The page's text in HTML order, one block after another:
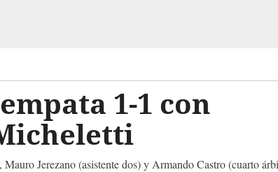
1-1 con
Jerezano (asistente dos) y Armando Castro (cuarto